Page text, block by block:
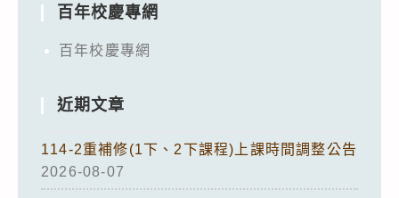
百年校慶專網
百年校慶專網
近期文章
114-2重補修(1下、2下課程)上課時間調整公告
2026-08-07